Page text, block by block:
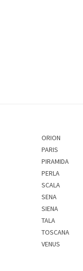
ORION
PARIS
PIRAMIDA
PERLA
SCALA
SENA
SIENA
TALA
TOSCANA
VENUS